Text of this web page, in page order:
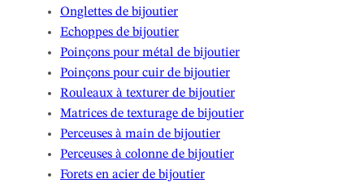
Onglettes de bijoutier
Echoppes de bijoutier
Poinçons pour métal de bijoutier
Poinçons pour cuir de bijoutier
Rouleaux à texturer de bijoutier
Matrices de texturage de bijoutier
Perceuses à main de bijoutier
Perceuses à colonne de bijoutier
Forets en acier de bijoutier